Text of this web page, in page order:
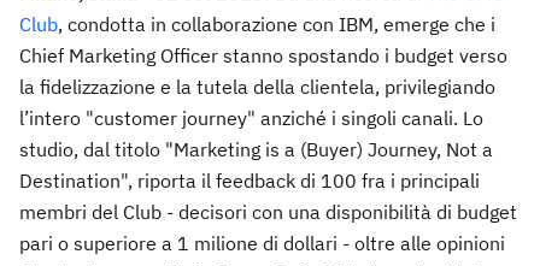
Club, condotta in collaborazione con IBM, emerge che i
Chief Marketing Officer stanno spostando i budget verso
la fidelizzazione e la tutela della clientela, privilegiando
l’intero "customer journey" anziché i singoli canali. Lo
studio, dal titolo "Marketing is a (Buyer) Journey, Not a
Destination", riporta il feedback di 100 fra i principali
membri del Club - decisori con una disponibilità di budget
pari o superiore a 1 milione di dollari - oltre alle opinioni